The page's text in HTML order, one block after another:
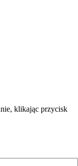
klikając przycisk